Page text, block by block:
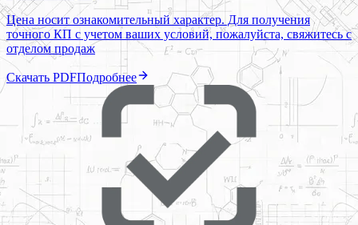
Цена носит ознакомительный характер. Для получения
точного КП с учетом ваших условий, пожалуйста, свяжитесь с
отделом продаж
Скачать PDFПодробнее